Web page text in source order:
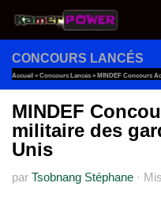
Au dessous du
CONCOURS LANCÉS
Accueil » Concours Lancés » MINDEF Concours
MINDEF
militaire des
Unis
par Tsobnang Stéphane ·